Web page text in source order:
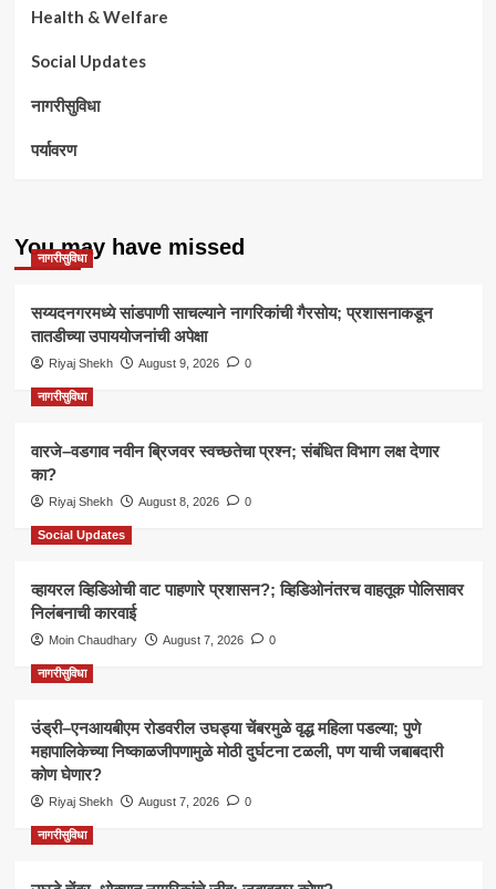
Health & Welfare
Social Updates
नागरीसुविधा
पर्यावरण
You may have missed
नागरीसुविधा
सय्यदनगरमध्ये सांडपाणी साचल्याने नागरिकांची गैरसोय; प्रशासनाकडून
तातडीच्या उपाययोजनांची अपेक्षा
Riyaj Shekh August 9, 2026 0
नागरीसुविधा
वारजे–वडगाव नवीन ब्रिजवर स्वच्छतेचा प्रश्न; संबंधित विभाग लक्ष देणार
का?
Riyaj Shekh August 8, 2026 0
Social Updates
व्हायरल व्हिडिओची वाट पाहणारे प्रशासन?; व्हिडिओनंतरच वाहतूक पोलिसावर
निलंबनाची कारवाई
Moin Chaudhary August 7, 2026 0
नागरीसुविधा
उंड्री–एनआयबीएम रोडवरील उघड्या चेंबरमुळे वृद्ध महिला पडल्या; पुणे
महापालिकेच्या निष्काळजीपणामुळे मोठी दुर्घटना टळली, पण याची जबाबदारी
कोण घेणार?
Riyaj Shekh August 7, 2026 0
नागरीसुविधा